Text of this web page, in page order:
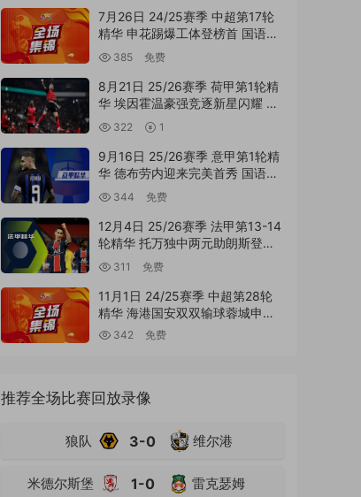
7月26日 24/25赛季 中超第17轮
精华 申花踢爆工体登榜首 国语
MP4精华集锦
385 免费
8月21日 25/26赛季 荷甲第1轮精
华 埃因霍温豪强竞逐新星闪耀 外
语MP4精华集锦
322 1
9月16日 25/26赛季 意甲第1轮精
华 德布劳内迎来完美首秀 国语
MP4精华集锦
344 免费
12月4日 25/26赛季 法甲第13-14
轮精华 托万独中两元助朗斯登顶
积分榜 国语MP4精华集锦
311 免费
11月1日 24/25赛季 中超第28轮
精华 海港国安双双输球蓉城申花
纷纷战平 国语MP4精华集锦
342 免费
推荐全场比赛回放录像
狼队 3-0 维尔港
米德尔斯堡 1-0 雷克瑟姆